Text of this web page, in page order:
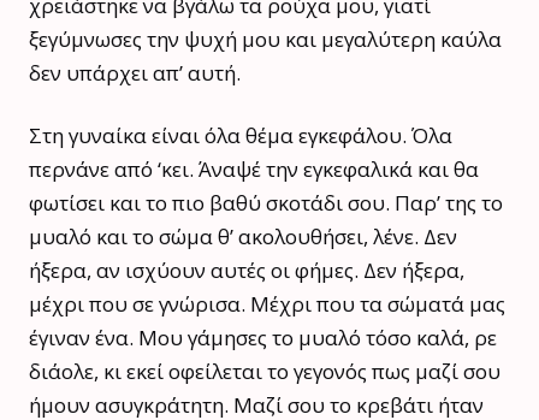
ξεγύμνωσες την ψυχή μου και μεγαλύτερη καύλα
δεν υπάρχει απ’ αυτή.
Στη γυναίκα είναι όλα θέμα εγκεφάλου. Όλα
περνάνε από ‘κει. Άναψέ την εγκεφαλικά και θα
φωτίσει και το πιο βαθύ σκοτάδι σου. Παρ’ της το
μυαλό και το σώμα θ’ ακολουθήσει, λένε. Δεν
ήξερα, αν ισχύουν αυτές οι φήμες. Δεν ήξερα,
μέχρι που σε γνώρισα. Μέχρι που τα σώματά μας
έγιναν ένα. Μου γάμησες το μυαλό τόσο καλά, ρε
διάολε, κι εκεί οφείλεται το γεγονός πως μαζί σου
ήμουν ασυγκράτητη. Μαζί σου το κρεβάτι ήταν